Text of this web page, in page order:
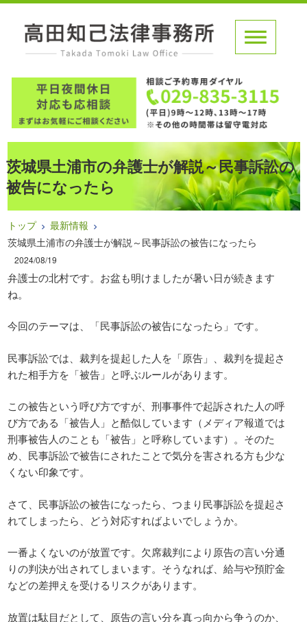
茨城県土浦市の弁護士が解説～民事訴訟の
被告になったら
トップ
最新情報
茨城県土浦市の弁護士が解説～民事訴訟の被告になったら
2024/08/19
弁護士の北村です。お盆も明けましたが暑い日が続きます
ね。
今回のテーマは、「民事訴訟の被告になったら」です。
民事訴訟では、裁判を提起した人を「原告」、裁判を提起さ
れた相手方を「被告」と呼ぶルールがあります。
この被告という呼び方ですが、刑事事件で起訴された人の呼
び方である「被告人」と酷似しています（メディア報道では
刑事被告人のことも「被告」と呼称しています）。そのた
め、民事訴訟で被告にされたことで気分を害される方も少な
くない印象です。
さて、民事訴訟の被告になったら、つまり民事訴訟を提起さ
れてしまったら、どう対応すればよいでしょうか。
一番よくないのが放置です。欠席裁判により原告の言い分通
りの判決が出されてしまいます。そうなれば、給与や預貯金
などの差押えを受けるリスクがあります。
放置は駄目だとして、原告の言い分を真っ向から争うのか、